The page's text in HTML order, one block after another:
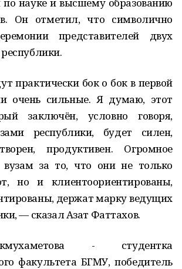
Он отметил, что символично
представителей двух
практически бок о бок в первой
очень сильные. Я думаю, этот
заключён, условно говоря,
республики, будет силен,
продуктивен. Огромное
вузам за то, что они не только
но и клиентоориентированы,
держат марку ведущих
— сказал Азат Фаттахов.
- студентка
факультета БГМУ, победитель